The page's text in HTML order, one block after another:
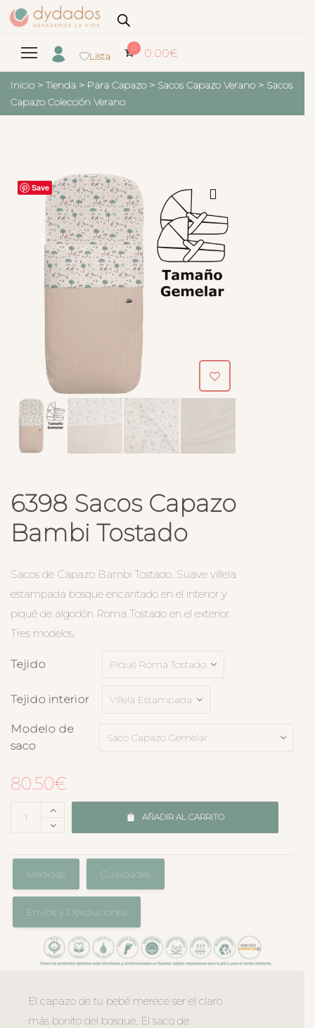
Lista
0 0.00€
Inicio > Tienda > Para Capazo > Sacos Capazo Verano > Sacos
Capazo Colección Verano
Save
6398 Sacos Capazo
Bambi Tostado
Sacos de Capazo Bambi Tostado. Suave villela
estampada bosque encantado en el interior y
piqué de algodón Roma Tostado en el exterior.
Tres modelos.
Tejido
Tejido interior
Modelo de
saco
80.50€
AÑADIR AL CARRITO
Medidas Cualidades
Envíos y Devoluciones
El capazo de tu bebé merece ser el claro
más bonito del bosque. El saco de